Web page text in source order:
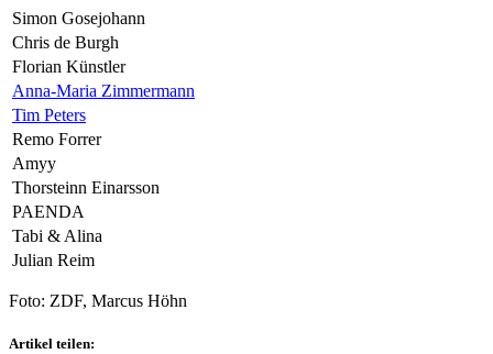
Simon Gosejohann
Chris de Burgh
Florian Künstler
Anna-Maria Zimmermann
Tim Peters
Remo Forrer
Amyy
Thorsteinn Einarsson
PAENDA
Tabi & Alina
Julian Reim
Foto: ZDF, Marcus Höhn
Artikel teilen: